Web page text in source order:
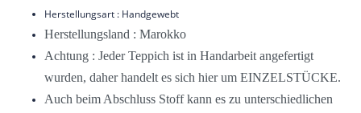
Herstellungsart : Handgewebt
Herstellungsland : Marokko
Achtung : Jeder Teppich ist in Handarbeit angefertigt
wurden, daher handelt es sich hier um EINZELSTÜCKE.
Auch beim Abschluss Stoff kann es zu unterschiedlichen